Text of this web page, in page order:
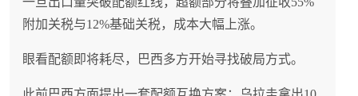
附加关税与12%基础关税，成本大幅上涨。
眼看配额即将耗尽，巴西多方开始寻找破局方式。